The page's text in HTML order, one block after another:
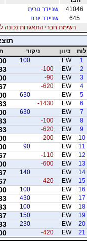
41046
שניידר נורית
645
שניידר יורם
רשימת חברי התאגדות נכונה ל-06/08/
לוח כיוון ניקוד
1
EW
100
2
EW
-100
3
EW
-90
4
EW
-620
5
EW
630
6
EW
-1430
7
EW
630
8
EW
-100
9
EW
-620
10
EW
-200
11
EW
90
12
EW
-110
13
EW
-600
14
EW
140
15
EW
-420
16
EW
100
17
EW
430
18
EW
100
19
EW
150
20
EW
230
21
EW
-420